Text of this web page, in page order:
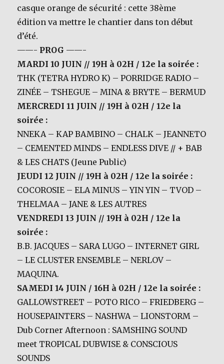
casque orange de sécurité : cette 38ème
édition va mettre le chantier dans ton début
d’été.
——- PROG ——-
MARDI 10 JUIN // 19H à 02H / 12e la soirée :
THK (TETRA HYDRO K) – PORRIDGE RADIO –
ZINÉE – TSHEGUE – MINA & BRYTE – BERMUD
MERCREDI 11 JUIN // 19H à 02H / 12e la
soirée :
NNEKA – KAP BAMBINO – CHALK – JEANNETO
– CEMENTED MINDS – ENDLESS DIVE // + BAB
& LES CHATS (Jeune Public)
JEUDI 12 JUIN // 19H à 02H / 12e la soirée :
COCOROSIE – ELA MINUS – YIN YIN – TVOD –
THELMAA – JANE & LES AUTRES
VENDREDI 13 JUIN // 19H à 02H / 12e la
soirée :
B.B. JACQUES – SARA LUGO – INTERNET GIRL
– LE CLUSTER ENSEMBLE – NERLOV –
MAQUINA.
SAMEDI 14 JUIN / 16H à 02H / 12e la soirée :
GALLOWSTREET – POTO RICO – FRIEDBERG –
HOUSEPAINTERS – NASHWA – LIONSTORM –
Dub Corner Afternoon : SAMSHING SOUND
meet TROPICAL DUBWISE & CONSCIOUS
SOUNDS